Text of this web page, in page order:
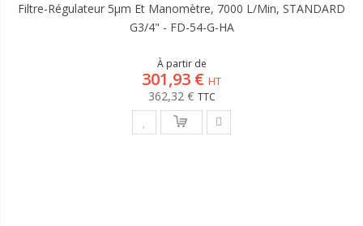
Filtre-Régulateur 5µm Et Manomètre, 7000 L/min, STANDARD
G3/4" - FD-54-G-HA
À partir de
362,32 €
301,93 €